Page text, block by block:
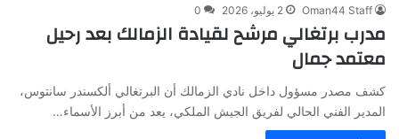
Oman44 Staff 2 يوليو، 2026 0
مدرب برتغالي مرشح لقيادة الزمالك بعد رحيل
معتمد جمال
كشف مصدر مسؤول داخل نادي الزمالك أن البرتغالي ألكسندر سانتوس،
المدير الفني الحالي لفريق الجيش الملكي، يعد من أبرز الأسماء…